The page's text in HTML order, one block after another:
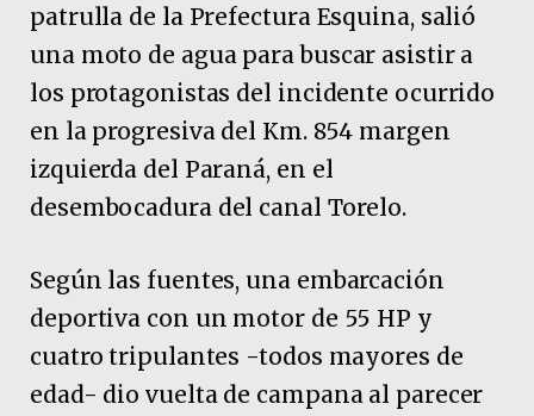
patrulla de la Prefectura Esquina, salió
una moto de agua para buscar asistir a
los protagonistas del incidente ocurrido
en la progresiva del Km. 854 margen
izquierda del Paraná, en el
desembocadura del canal Torelo.
Según las fuentes, una embarcación
deportiva con un motor de 55 HP y
cuatro tripulantes -todos mayores de
edad- dio vuelta de campana al parecer